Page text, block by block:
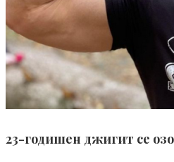
23-годишен джигит се